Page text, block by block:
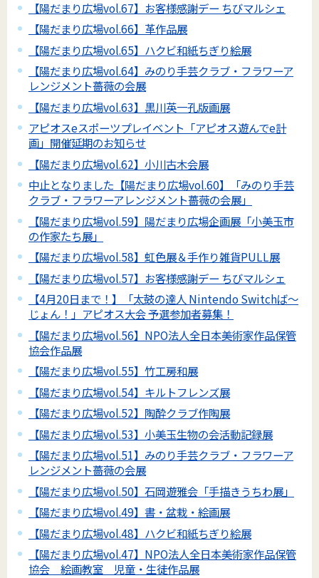
【陽だまり広場vol.67】お客様感謝デー ちびマルシェ
【陽だまり広場vol.66】革作品展
【陽だまり広場vol.65】ハクビ和紙ちぎり絵展
【陽だまり広場vol.64】みのり手芸クラブ・フラワーア
レンジメント薔薇の会展
【陽だまり広場vol.63】黒川英一孔版画展
アピオスeスポーツプレイベント「アピオス遊んでe計
画」開催延期のお知らせ
【陽だまり広場vol.62】小川古木会展
中止となりました【陽だまり広場vol.60】「みのり手芸
クラブ・フラワーアレンジメント薔薇の会展」
【陽だまり広場vol.59】陽だまり広場企画展「小美玉市
の作家たち展」
【陽だまり広場vol.58】虹色展＆手作り雑貨PULL展
【陽だまり広場vol.57】お客様感謝デー ちびマルシェ
【4月20日まで！】「太鼓の達人 Nintendo Switchば～
じょん！」アピオス大会 予選参加者募集！
【陽だまり広場vol.56】NPO法人全日本美術家作品保管
協会作品展
【陽だまり広場vol.55】竹工房和展
【陽だまり広場vol.54】キルトフレンズ展
【陽だまり広場vol.52】陶酔クラブ作陶展
【陽だまり広場vol.53】小美玉生物の会活動記録展
【陽だまり広場vol.51】みのり手芸クラブ・フラワーア
レンジメント薔薇の会展
【陽だまり広場vol.50】石岡遊雅会「手描きうちわ展」
【陽だまり広場vol.49】書・盆栽・絵画展
【陽だまり広場vol.48】ハクビ和紙ちぎり絵展
【陽だまり広場vol.47】NPO法人全日本美術家作品保管
協会 絵画教室 児童・生徒作品展